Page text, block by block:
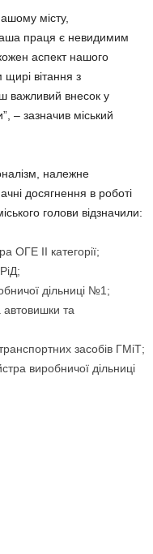
місту,
праця є невидимим
аспект нашого
вітання з
важливий внесок у
– зазначив міський
належне
досягнення в роботі
голови відзначили:
ОГЕ II категорії;
дільниці №1;
та
засобів ГМіТ;
виробничої дільниці